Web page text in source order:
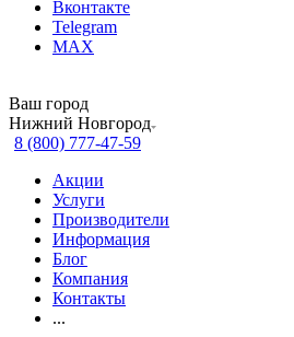
Вконтакте
Telegram
MAX
Ваш город
Нижний Новгород
8 (800) 777-47-59
Акции
Услуги
Производители
Информация
Блог
Компания
Контакты
...